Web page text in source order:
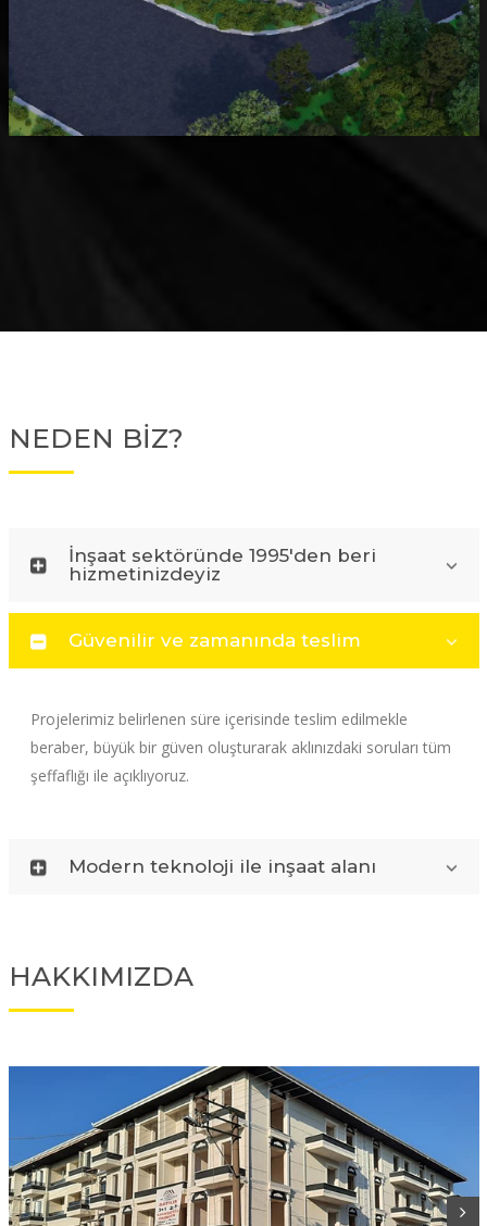
NEDEN BİZ?
İnşaat sektöründe 1995'den beri
hizmetinizdeyiz
Güvenilir ve zamanında teslim
Projelerimiz belirlenen süre içerisinde teslim edilmekle
beraber, büyük bir güven oluşturarak aklınızdaki soruları tüm
şeffaflığı ile açıklıyoruz.
Modern teknoloji ile inşaat alanı
HAKKIMIZDA